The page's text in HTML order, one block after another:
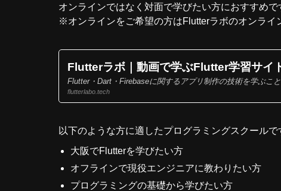
オンラインではなく対面で学びたい方におすすめで
※オンラインをご希望の方はFlutterラボのオンライ
Flutterラボ｜動画で学ぶFlutter学習サイ
Flutter・Dart・Firebaseに関するアプリ制作の技術を学ぶこ
flutterlabo.tech
以下のような方に適したプログラミングスクールで
大阪でFlutterを学びたい方
オフラインで現役エンジニアに教わりたい方
プログラミングの基礎から学びたい方